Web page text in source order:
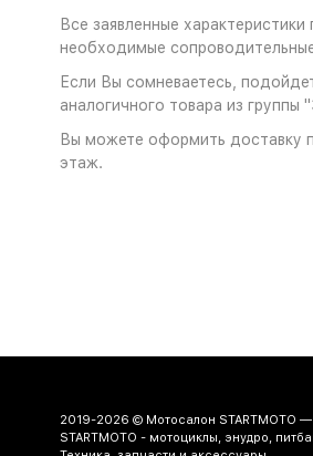
Все заявленные
необходимые
Если Вы сомневаетесь,
аналогичного товара из
Вы можете оформить доставку
этаж.
2019-2026 © Мотосалон STARTMOTO —
STARTMOTO - мотоциклы, энудро,